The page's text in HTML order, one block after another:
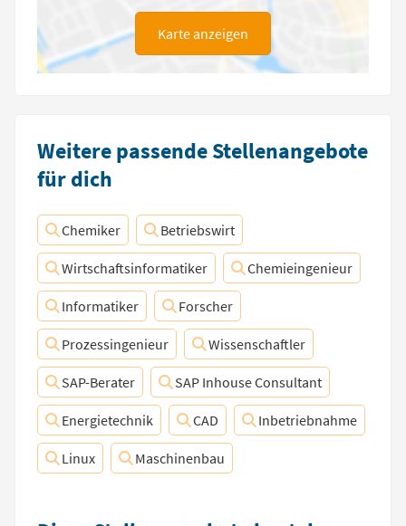
Karte anzeigen
Weitere passende Stellenangebote
für dich
Chemiker Betriebswirt
Wirtschaftsinformatiker Chemieingenieur
Informatiker Forscher
Prozessingenieur Wissenschaftler
SAP-Berater SAP Inhouse Consultant
Energietechnik CAD Inbetriebnahme
Linux Maschinenbau